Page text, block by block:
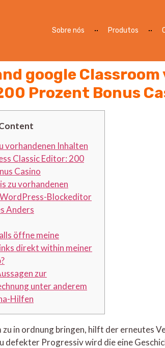
Sobre nós Produtos
google
Prozent Bonus
vorhandenen Inhalten
Classic Editor: 200
Casino
zu vorhandenen
Blockeditor
Anders
öffne meine
direkt within meiner
zur
unter anderem
Hilfen
zu in ordnung bringen, hilft der erneutes
defekter Progressiv wird die eine